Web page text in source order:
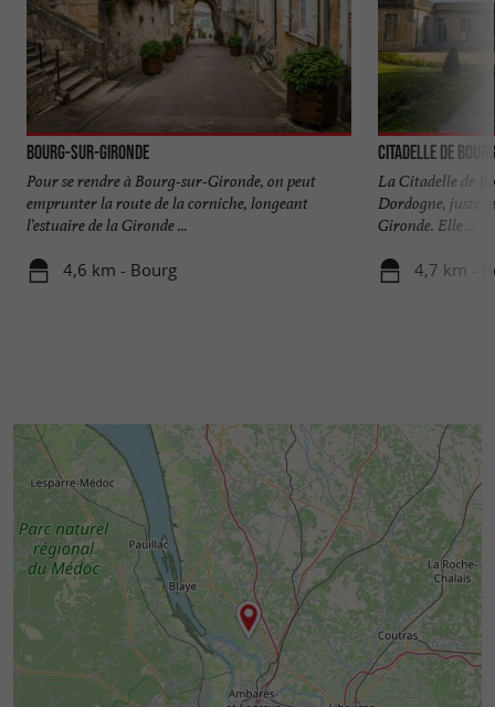
Bourg-sur-Gironde
Pour se rendre à Bourg-sur-Gironde, on peut
emprunter la route de la corniche, longeant
l’estuaire de la Gironde ...
4,6 km - Bourg
Citadelle de Bourg
La Citadelle de
Dordogne, juste
Gironde. Elle ...
4,7 km -